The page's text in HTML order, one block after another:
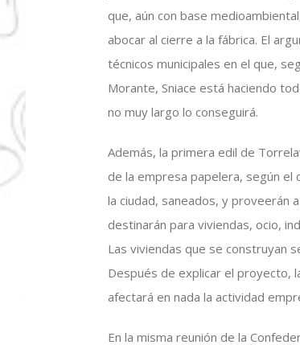
que, aún con base
abocar al cierre a la fábrica. El
técnicos municipales en el que,
Morante, Sniace está haciendo
no muy largo lo conseguirá.
Además, la primera edil de
de la empresa papelera, según el
la ciudad, saneados, y proveerán
destinarán para viviendas, ocio,
Las viviendas que se construyan
Después de explicar el proyecto,
afectará en nada la actividad
En la misma reunión de la